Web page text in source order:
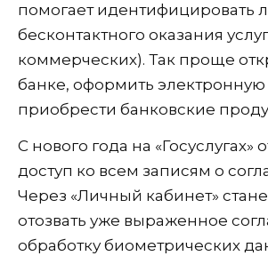
помогает идентифицировать
бесконтактного оказания
коммерческих). Так проще
банке, оформить
приобрести банковские
С нового года на «Госуслугах»
доступ ко всем записям о
Через «Личный кабинет»
отозвать уже выраженное
обработку биометрических